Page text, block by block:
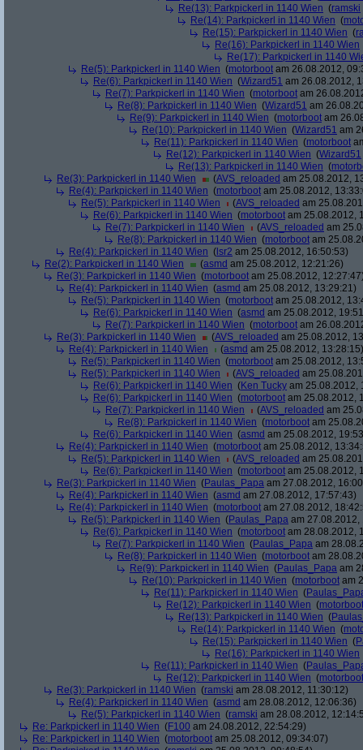
Re(13): Parkpickerl in 1140 Wien (ramski
Re(14): Parkpickerl in 1140 Wien (
Re(15): Parkpickerl in 1140 Wien (
Re(16): Parkpickerl in 1140 Wien
Re(17): Parkpickerl in 1140
Re(5): Parkpickerl in 1140 Wien (motorboot am 26.08.2012,
Re(6): Parkpickerl in 1140 Wien (Wizard51 am 26.08.2012,
Re(7): Parkpickerl in 1140 Wien (motorboot am
Re(8): Parkpickerl in 1140 Wien (Wizard51 am
Re(9): Parkpickerl in 1140 Wien (motorboot am
Re(10): Parkpickerl in 1140 Wien (Wizard51 am
Re(11): Parkpickerl in 1140 Wien (motorboot
Re(12): Parkpickerl in 1140 Wien (Wizard51
Re(13): Parkpickerl in 1140 Wien (
Re(3): Parkpickerl in 1140 Wien
(AVS_reloaded am 25.08.2012,
Re(4): Parkpickerl in 1140 Wien (motorboot am 25.08.2012,
Re(5): Parkpickerl in 1140 Wien
(AVS_reloaded am
Re(6): Parkpickerl in 1140 Wien (motorboot am 25.08.2012,
Re(7): Parkpickerl in 1140 Wien
(AVS_reloaded am
Re(8): Parkpickerl in 1140 Wien (motorboot am
Re(4): Parkpickerl in 1140 Wien ( lsr2 am 25.08.2012, 16:50:53)
Re(2): Parkpickerl in 1140 Wien
(asmd am 25.08.2012, 12:21:26)
Re(3): Parkpickerl in 1140 Wien (motorboot am 25.08.2012,
Re(4): Parkpickerl in 1140 Wien (asmd am 25.08.2012, 13:29:21)
Re(5): Parkpickerl in 1140 Wien (motorboot am 25.08.2012,
Re(6): Parkpickerl in 1140 Wien (asmd am 25.08.2012,
Re(7): Parkpickerl in 1140 Wien (motorboot am
Re(3): Parkpickerl in 1140 Wien
(AVS_reloaded am 25.08.2012,
Re(4): Parkpickerl in 1140 Wien
(asmd am 25.08.2012, 13:28:15)
Re(5): Parkpickerl in 1140 Wien (motorboot am 25.08.2012,
Re(5): Parkpickerl in 1140 Wien
(AVS_reloaded am
Re(6): Parkpickerl in 1140 Wien (Ken Tucky am 25.08.2012,
Re(6): Parkpickerl in 1140 Wien (motorboot am 25.08.2012,
Re(7): Parkpickerl in 1140 Wien
(AVS_reloaded am
Re(8): Parkpickerl in 1140 Wien (motorboot am
Re(6): Parkpickerl in 1140 Wien (asmd am 25.08.2012,
Re(4): Parkpickerl in 1140 Wien (motorboot am 25.08.2012,
Re(5): Parkpickerl in 1140 Wien
(AVS_reloaded am
Re(6): Parkpickerl in 1140 Wien (motorboot am 25.08.2012,
Re(3): Parkpickerl in 1140 Wien (Paulas_Papa am 27.08.2012,
Re(4): Parkpickerl in 1140 Wien (asmd am 27.08.2012, 17:57:43)
Re(4): Parkpickerl in 1140 Wien (motorboot am 27.08.2012,
Re(5): Parkpickerl in 1140 Wien (Paulas_Papa am 27.08.2012,
Re(6): Parkpickerl in 1140 Wien (motorboot am 28.08.2012,
Re(7): Parkpickerl in 1140 Wien (Paulas_Papa am
Re(8): Parkpickerl in 1140 Wien (motorboot am
Re(9): Parkpickerl in 1140 Wien (Paulas_Papa am
Re(10): Parkpickerl in 1140 Wien (motorboot am
Re(11): Parkpickerl in 1140 Wien (
Re(12): Parkpickerl in 1140 Wien (motorboot
Re(13): Parkpickerl in 1140 Wien (
Re(14): Parkpickerl in 1140 Wien (
Re(15): Parkpickerl in 1140 Wien (
Re(16): Parkpickerl in 1140 Wien
Re(11): Parkpickerl in 1140 Wien (
Re(12): Parkpickerl in 1140 Wien (motorboot
Re(3): Parkpickerl in 1140 Wien (ramski am 28.08.2012, 11:30:12)
Re(4): Parkpickerl in 1140 Wien (asmd am 28.08.2012, 12:06:36)
Re(5): Parkpickerl in 1140 Wien (ramski am 28.08.2012,
Re: Parkpickerl in 1140 Wien (F100 am 24.08.2012, 22:54:29)
Re: Parkpickerl in 1140 Wien (motorboot am 25.08.2012, 09:34:07)